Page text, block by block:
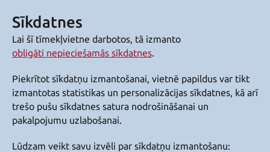
Sīkdatnes
Lai šī tīmekļvietne darbotos, tā izmanto
obligāti nepieciešamās sīkdatnes.
Piekrītot sīkdatņu izmantošanai, vietnē papildus var tikt
izmantotas statistikas un personalizācijas sīkdatnes, kā arī
trešo pušu sīkdatnes satura nodrošināšanai un
pakalpojumu uzlabošanai.
Lūdzam veikt savu izvēli par sīkdatņu izmantošanu: